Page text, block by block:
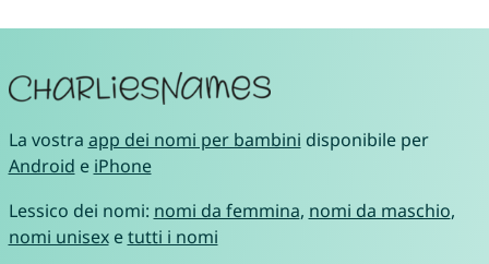
La vostra app dei nomi per bambini disponibile per
Android e iPhone
Lessico dei nomi: nomi da femmina, nomi da maschio,
nomi unisexetutti i nomi